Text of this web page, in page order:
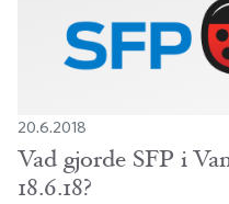
20.6.2018
Vad gjorde SFP i
18.6.18?